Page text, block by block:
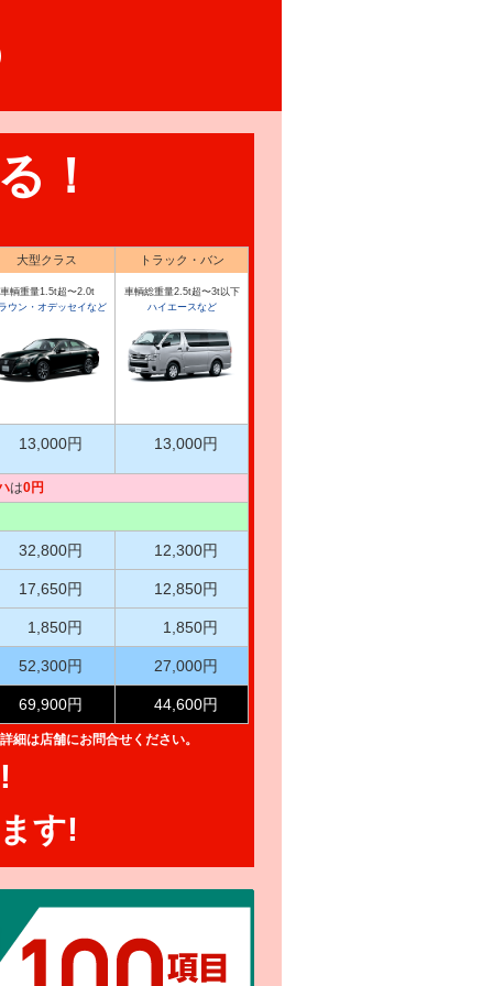
！
大型クラス
車輌重量1.5t超〜2.0t
ウン・オデッセイなど
トラック・バン
車輌総重量2.5t超〜3t以下
ハイエースなど
13,000円 13,000円
は0円
32,800円 12,300円
17,650円 12,850円
1,850円 1,850円
52,300円 27,000円
69,900円 44,600円
詳細は店舗にお問合せください。
す!